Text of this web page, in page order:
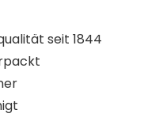
seit 1844